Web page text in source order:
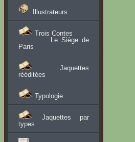
Illustrateurs
Trois Contes
Le Siège de
Paris
Jaquettes
rééditées
Typologie
Jaquettes par
types